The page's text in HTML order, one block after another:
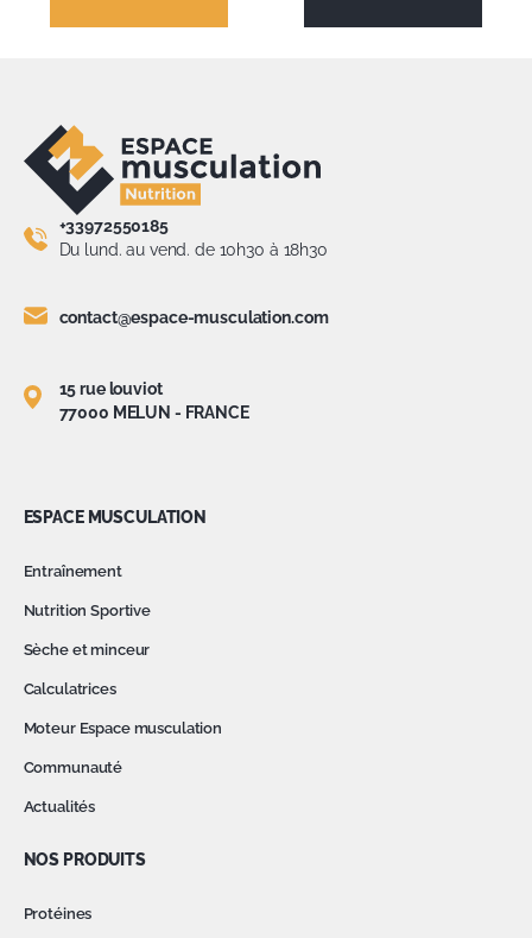
+33972550185
Du lund. au vend. de 10h30 à 18h30
contact@espace-musculation.com
15 rue louviot
77000 MELUN - FRANCE
ESPACE MUSCULATION
Entraînement
Nutrition Sportive
Sèche et minceur
Calculatrices
Moteur Espace musculation
Communauté
Actualités
NOS PRODUITS
Protéines